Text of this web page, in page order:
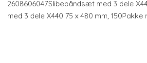
2608606047Slibebåndsæt med 3 dele
med 3 dele X440 75 x 480 mm, 150Pakke